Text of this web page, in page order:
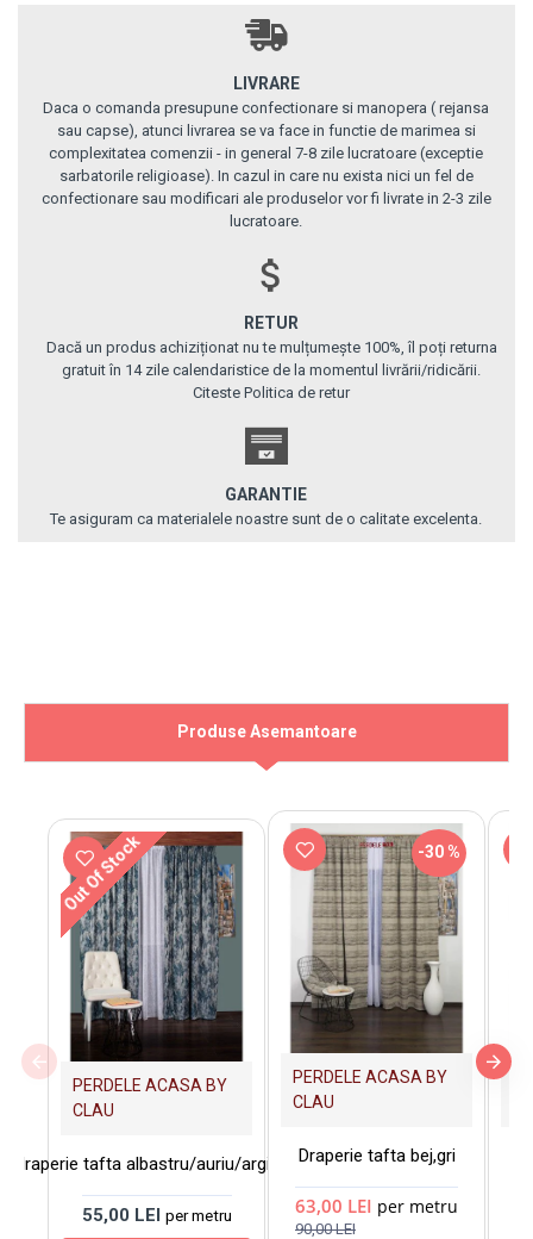
LIVRARE
Daca o comanda presupune confectionare si manopera ( rejansa
sau capse), atunci livrarea se va face in functie de marimea si
complexitatea comenzii - in general 7-8 zile lucratoare (exceptie
sarbatorile religioase). In cazul in care nu exista nici un fel de
confectionare sau modificari ale produselor vor fi livrate in 2-3 zile
lucratoare.
RETUR
Dacă un produs achiziționat nu te mulțumește 100%, îl poți returna
gratuit în 14 zile calendaristice de la momentul livrării/ridicării.
Citeste Politica de retur
GARANTIE
Te asiguram ca materialele noastre sunt de o calitate excelenta.
Produse Asemantoare
Out Of Stock
PERDELE ACASA BY
CLAU
draperie tafta albastru/auriu/argintiu
55,00 LEI per metru
-30 %
PERDELE ACASA BY
CLAU
Draperie tafta bej,gri
63,00 LEI per metru
90,00 LEI